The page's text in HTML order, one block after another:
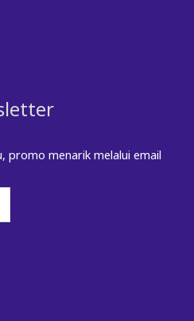
promo menarik melalui email